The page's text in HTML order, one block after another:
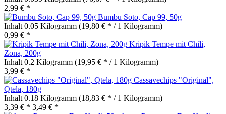
2,99 € *
Bumbu Soto, Cap 99, 50g
Inhalt 0.05 Kilogramm (19,80 € * / 1 Kilogramm)
0,99 € *
Kripik Tempe mit Chili,
Zona, 200g
Inhalt 0.2 Kilogramm (19,95 € * / 1 Kilogramm)
3,99 € *
Cassavechips "Original",
Qtela, 180g
Inhalt 0.18 Kilogramm (18,83 € * / 1 Kilogramm)
3,39 € * 3,49 € *